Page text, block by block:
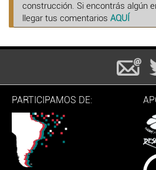
construcción. Si encontrás algún
llegar tus comentarios AQUÍ
PARTICIPAMOS DE: